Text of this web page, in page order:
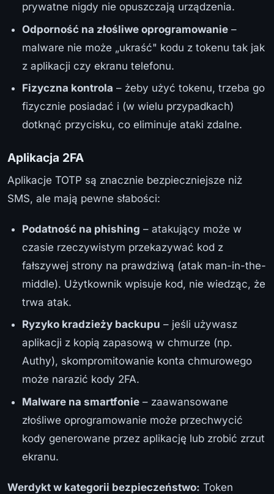
prywatne nigdy nie opuszczają urządzenia.
Odporność na złośliwe oprogramowanie –
malware nie może „ukraść" kodu z tokenu tak jak
z aplikacji czy ekranu telefonu.
Fizyczna kontrola – żeby użyć tokenu, trzeba go
fizycznie posiadać i (w wielu przypadkach)
dotknąć przycisku, co eliminuje ataki zdalne.
Aplikacja 2FA
Aplikacje TOTP są znacznie bezpieczniejsze niż
SMS, ale mają pewne słabości:
Podatność na phishing – atakujący może w
czasie rzeczywistym przekazywać kod z
fałszywej strony na prawdziwą (atak man-in-the-
middle). Użytkownik wpisuje kod, nie wiedząc, że
trwa atak.
Ryzyko kradzieży backupu – jeśli używasz
aplikacji z kopią zapasową w chmurze (np.
Authy), skompromitowanie konta chmurowego
może narazić kody 2FA.
Malware na smartfonie – zaawansowane
złośliwe oprogramowanie może przechwycić
kody generowane przez aplikację lub zrobić zrzut
ekranu.
Werdykt w kategorii bezpieczeństwo: Token